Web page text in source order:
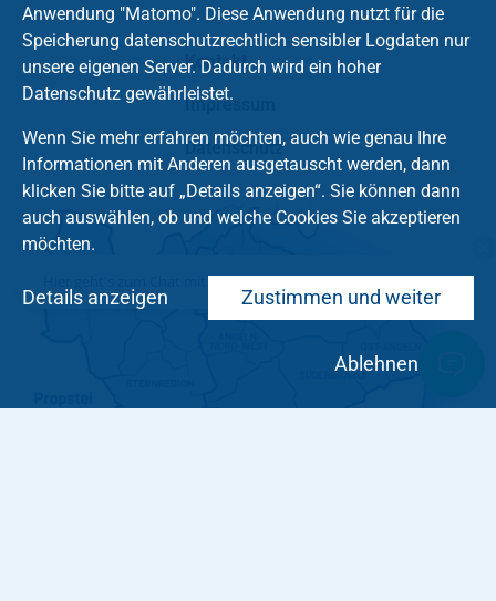
Kontakt
Impressum
Datenschutz
Anwendung "Matomo". Diese Anwendung nutzt für die
Speicherung datenschutzrechtlich sensibler Logdaten nur
unsere eigenen Server. Dadurch wird ein hoher
Datenschutz gewährleistet.
Wenn Sie mehr erfahren möchten, auch wie genau Ihre
Informationen mit Anderen ausgetauscht werden, dann
klicken Sie bitte auf „Details anzeigen“. Sie können dann
auch auswählen, ob und welche Cookies Sie akzeptieren
möchten.
Zustimmen und weiter
Details anzeigen
Ablehnen
Hier geht's zum Chat mit dem Team des Kirchenkreises